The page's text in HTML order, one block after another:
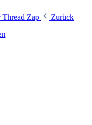
Thread Zap
Zurück